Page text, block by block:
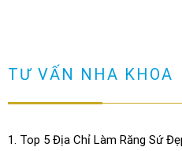
TƯ VẤN NHA KHOA
Top 5 Địa Chỉ Làm Răng Sứ